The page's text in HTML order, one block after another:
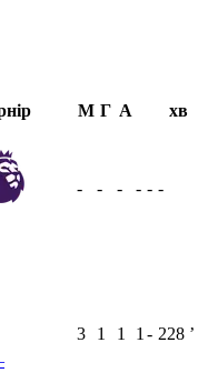
М Г А хв
- - - - - -
3 1 1 1 - 228 ʼ